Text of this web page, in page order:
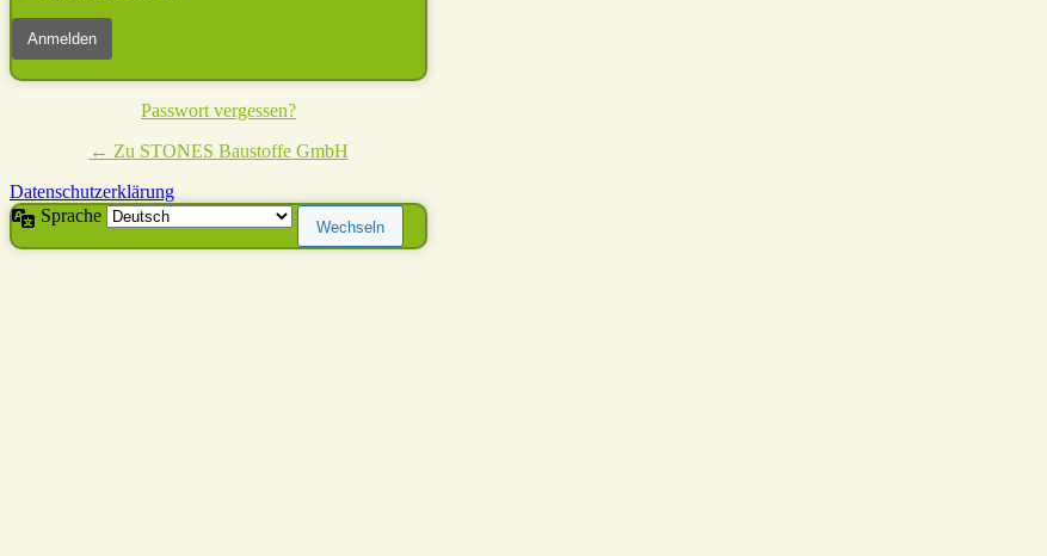
Passwort vergessen?
← Zu STONES Baustoffe GmbH
Datenschutzerklärung
Sprache